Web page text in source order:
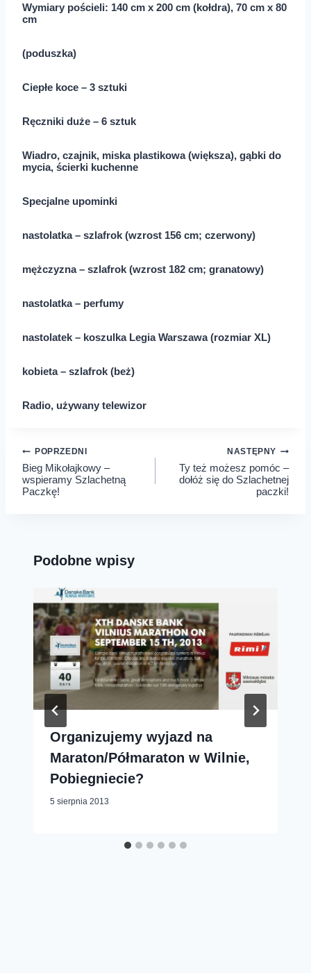
Wymiary pościeli: 140 cm x 200 cm (kołdra), 70 cm x 80
cm
(poduszka)
Ciepłe koce – 3 sztuki
Ręczniki duże – 6 sztuk
Wiadro, czajnik, miska plastikowa (większa), gąbki do
mycia, ścierki kuchenne
Specjalne upominki
nastolatka – szlafrok (wzrost 156 cm; czerwony)
mężczyzna – szlafrok (wzrost 182 cm; granatowy)
nastolatka – perfumy
nastolatek – koszulka Legia Warszawa (rozmiar XL)
kobieta – szlafrok (beż)
Radio, używany telewizor
Nawigacja
wpisu
POPRZEDNI
Bieg Mikołajkowy –
wspieramy Szlachetną
Paczkę!
NASTĘPNY
Ty też możesz pomóc –
dołóż się do Szlachetnej
paczki!
Podobne wpisy
Organizujemy wyjazd na
Maraton/Półmaraton w Wilnie,
Pobiegniecie?
5 sierpnia 2013